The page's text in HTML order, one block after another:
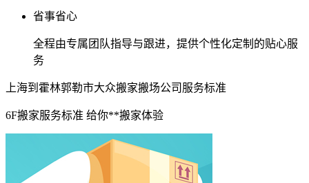
省事省心
全程由专属团队指导与跟进，提供个性化定制的贴心服
务
上海到霍林郭勒市大众搬家搬场公司服务标准
6F搬家服务标准 给你**搬家体验